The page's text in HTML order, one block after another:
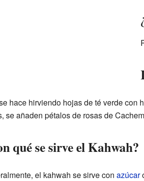
hace hirviendo hojas de té verde con
se añaden pétalos de rosas de
qué se sirve el Kahwah?
el kahwah se sirve con azúcar